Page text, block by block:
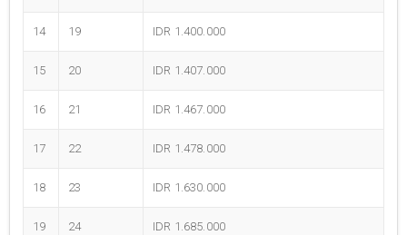
14 19 IDR 1.400.000
15 20 IDR 1.407.000
16 21 IDR 1.467.000
17 22 IDR 1.478.000
18 23 IDR 1.630.000
19 24 IDR 1.685.000